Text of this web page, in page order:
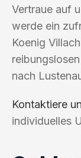
Vertraue auf
werde ein
Koenig
nach
Kontaktiere
individuelles